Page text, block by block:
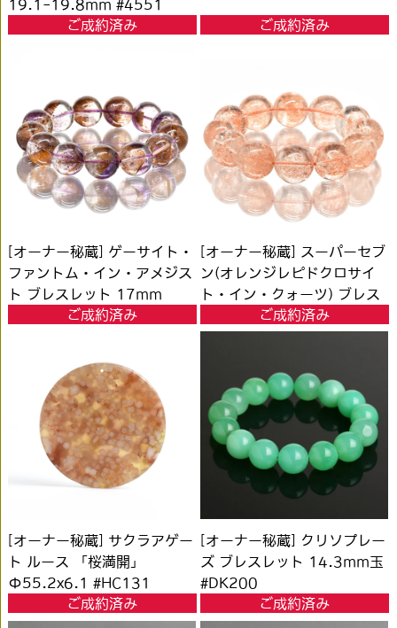
19.1-19.8mm #4551
ご成約済み
ご成約済み
[オーナー秘蔵] ゲーサイト・
ファントム・イン・アメジス
ト ブレスレット 17mm
ご成約済み
[オーナー秘蔵] スーパーセブ
ン(オレンジレピドクロサイ
ト・イン・クォーツ) ブレス
レット 20mm玉 #DK260
ご成約済み
[オーナー秘蔵] サクラアゲー
ト ルース 「桜満開」
Φ55.2x6.1 #HC131
ご成約済み
[オーナー秘蔵] クリソプレー
ズ ブレスレット 14.3mm玉
#DK200
ご成約済み